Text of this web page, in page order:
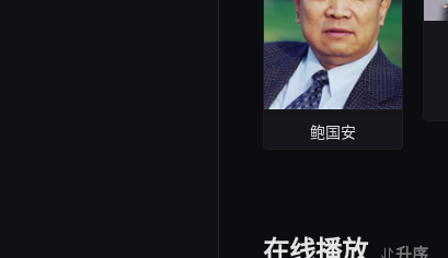
鲍国安
在线播放